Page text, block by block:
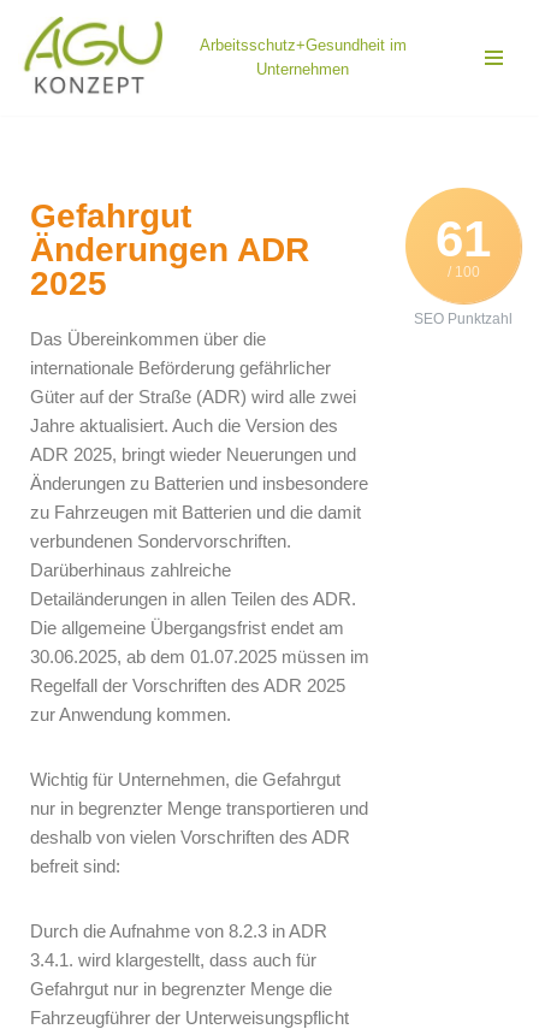
Zum
Inhalt
Arbeitsschutz+Gesundheit im
Unternehmen
61
/ 100
SEO Punktzahl
Gefahrgut
Änderungen ADR
2025
Das Übereinkommen über die
internationale Beförderung gefährlicher
Güter auf der Straße (ADR) wird alle zwei
Jahre aktualisiert. Auch die Version des
ADR 2025, bringt wieder Neuerungen und
Änderungen zu Batterien und insbesondere
zu Fahrzeugen mit Batterien und die damit
verbundenen Sondervorschriften.
Darüberhinaus zahlreiche
Detailänderungen in allen Teilen des ADR.
Die allgemeine Übergangsfrist endet am
30.06.2025, ab dem 01.07.2025 müssen im
Regelfall der Vorschriften des ADR 2025
zur Anwendung kommen.
Wichtig für Unternehmen, die Gefahrgut
nur in begrenzter Menge transportieren und
deshalb von vielen Vorschriften des ADR
befreit sind:
Durch die Aufnahme von 8.2.3 in ADR
3.4.1. wird klargestellt, dass auch für
Gefahrgut nur in begrenzter Menge die
Fahrzeugführer der Unterweisungspflicht